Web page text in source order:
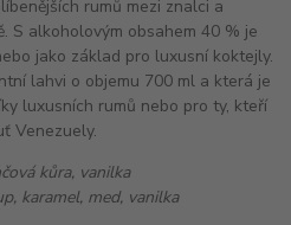
rumů mezi znalci a
S alkoholovým obsahem 40 % je
jako základ pro luxusní koktejly.
lahvi o objemu 700 ml a která je
luxusních rumů nebo pro ty, kteří
Venezuely.
kůra, vanilka
karamel, med, vanilka